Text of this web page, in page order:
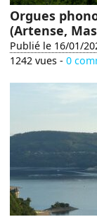
Orgues
(Artense,
Publié le 16/01/
1242 vues -0